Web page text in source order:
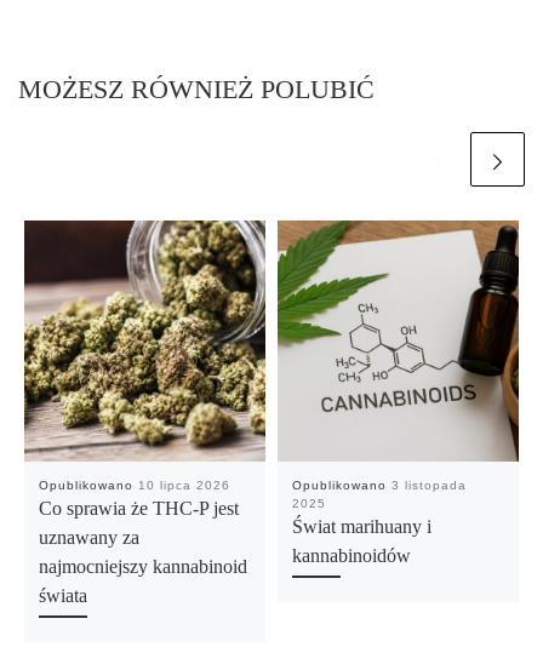
MOŻESZ RÓWNIEŻ POLUBIĆ
Opublikowano 10 lipca 2026
Co sprawia że THC-P jest
uznawany za
najmocniejszy kannabinoid
świata
Opublikowano 3 listopada
2025
Świat marihuany i
kannabinoidów